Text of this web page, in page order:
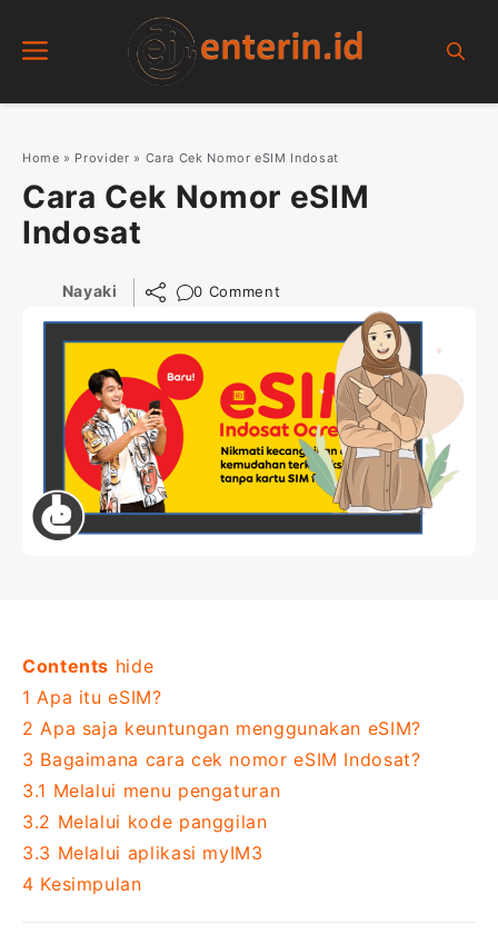
Menu
Home » Provider » Cara Cek Nomor eSIM Indosat
Cara Cek Nomor eSIM
Indosat
Nayaki 0 Comment
Contents hide
1 Apa itu eSIM?
2 Apa saja keuntungan menggunakan eSIM?
3 Bagaimana cara cek nomor eSIM Indosat?
3.1 Melalui menu pengaturan
3.2 Melalui kode panggilan
3.3 Melalui aplikasi myIM3
4 Kesimpulan